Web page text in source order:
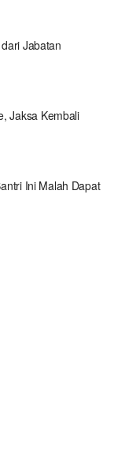
Jabatan
Jaksa Kembali
Ini Malah Dapat